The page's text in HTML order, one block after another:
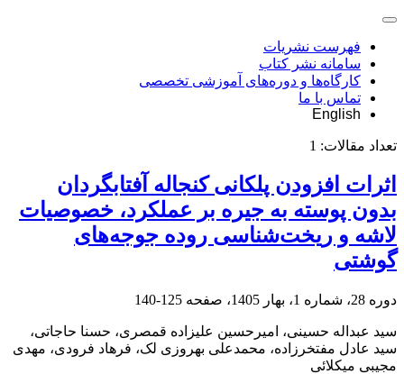
فهرست نشریات
سامانه نشر کتاب
کارگاه‌ها و دوره‌های آموزشی تخصصی
تماس با ما
English
تعداد مقالات: 1
اثرات افزودن پلکانی کنجاله آفتابگردان
بدون پوسته به جیره بر عملکرد، خصوصیات
لاشه و ریخت‌شناسی روده جوجه‌های
گوشتی
دوره 28، شماره 1، بهار 1405، صفحه 125-140
سید عبداله حسینی، امیرحسین علیزاده قمصری، حسنا حاجاتی،
سید عادل مفتخرزاده، محمدعلی بهروزی لک، فرهاد فرودی، مهدی
مجیبی میکلائی